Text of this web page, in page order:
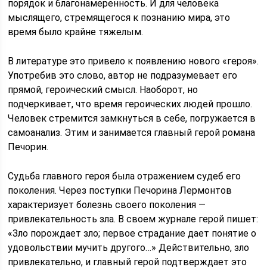
порядок и благонамеренность. И для человека
мыслящего, стремящегося к познанию мира, это
время было крайне тяжелым.
В литературе это привело к появлению нового «героя».
Употребив это слово, автор не подразумевает его
прямой, героический смысл. Наоборот, но
подчеркивает, что время героических людей прошло.
Человек стремится замкнуться в себе, погружается в
самоанализ. Этим и занимается главный герой романа
Печорин.
Судьба главного героя была отражением судеб его
поколения. Через поступки Печорина Лермонтов
характеризует болезнь своего поколения —
привлекательность зла. В своем журнале герой пишет:
«Зло порождает зло; первое страдание дает понятие о
удовольствии мучить другого…» Действительно, зло
привлекательно, и главный герой подтверждает это